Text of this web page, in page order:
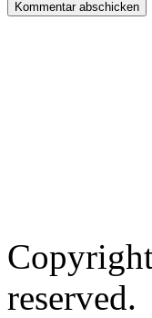
reserved.